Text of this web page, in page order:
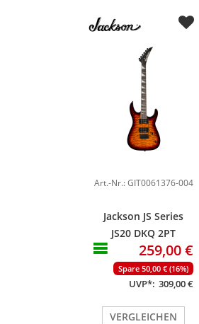
Art.-Nr.: GIT0061376-004
Jackson JS Series
JS20 DKQ 2PT
Transparent
Tobacco Burst
259,00 €
Spare 50,00 € (16%)
UVP*: 309,00 €
VERGLEICHEN